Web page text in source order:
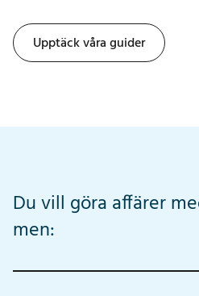
Upptäck våra guider
Du vill göra affärer
men: